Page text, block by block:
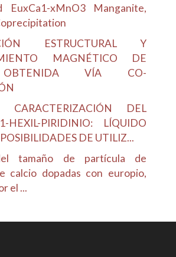
EuxCa1-xMnO3 Manganite,
ESTRUCTURAL Y
MAGNÉTICO DE
VÍA CO-
CARACTERIZACIÓN DEL
HEXIL-PIRIDINIO: LÍQUIDO
DE UTILIZ...
tamaño de partícula de
calcio dopadas con europio,
el ...